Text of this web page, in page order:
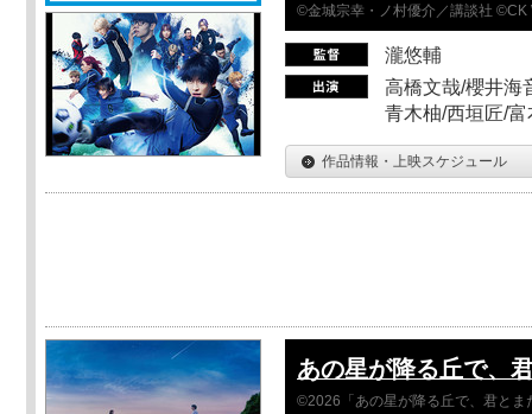
©金城宗幸・ノ村優介／講談社 ©CK
瀧悠輔
高橋文哉/櫻井海
青木柚/西垣匠/
作品情報・上映スケジュール
あの星が降る丘で、
©2026「あの星が降る丘で、君とま